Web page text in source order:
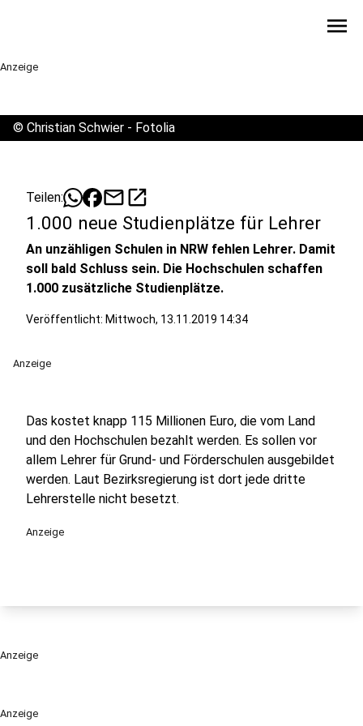
menu
Anzeige
Anzeige
© Christian Schwier - Fotolia
Teilen: mailopen_in_new
1.000 neue Studienplätze für Lehrer
An unzähligen Schulen in NRW fehlen Lehrer. Damit
soll bald Schluss sein. Die Hochschulen schaffen
1.000 zusätzliche Studienplätze.
Veröffentlicht: Mittwoch, 13.11.2019 14:34
Anzeige
Das kostet knapp 115 Millionen Euro, die vom Land
und den Hochschulen bezahlt werden. Es sollen vor
allem Lehrer für Grund- und Förderschulen ausgebildet
werden. Laut Bezirksregierung ist dort jede dritte
Lehrerstelle nicht besetzt.
Anzeige
Anzeige